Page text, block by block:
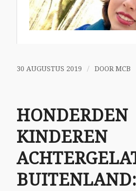
30 AUGUSTUS 2019 / DOORMCB
HONDERDEN
KINDEREN
BUITENLAND: